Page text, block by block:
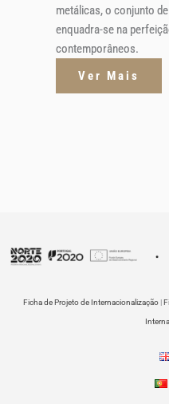
metálicas, o conjunto
enquadra-se na
contemporâneos.
Ver Mais
Ficha de Projeto de Internacionalização|